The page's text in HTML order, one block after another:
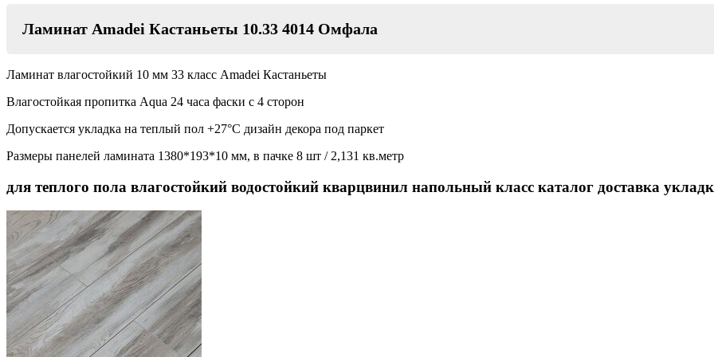
Ламинат Amadei Кастаньеты 10.33 4014 Омфала
Ламинат влагостойкий 10 мм 33 класс Amadei Кастаньеты
Влагостойкая пропитка Aqua 24 часа фаски с 4 сторон
Допускается укладка на теплый пол +27°C дизайн декора под паркет
Размеры панелей ламината 1380*193*10 мм, в пачке 8 шт / 2,131 кв.метр
для теплого пола влагостойкий водостойкий кварцвинил напольный класс каталог доставка